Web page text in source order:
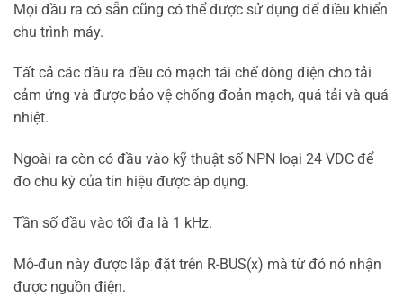
Mọi đầu ra có sẵn cũng có thể được sử dụng để điều khiển
chu trình máy.
Tất cả các đầu ra đều có mạch tái chế dòng điện cho tải
cảm ứng và được bảo vệ chống đoản mạch, quá tải và quá
nhiệt.
Ngoài ra còn có đầu vào kỹ thuật số NPN loại 24 VDC để
đo chu kỳ của tín hiệu được áp dụng.
Tần số đầu vào tối đa là 1 kHz.
Mô-đun này được lắp đặt trên R-BUS(x) mà từ đó nó nhận
được nguồn điện.